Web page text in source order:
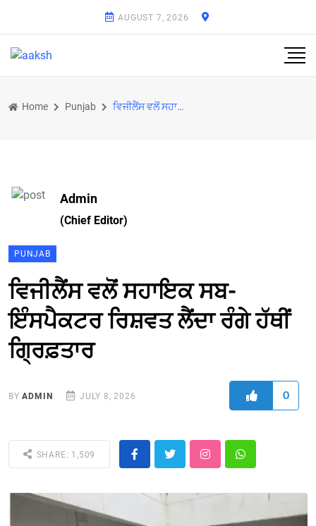
AUGUST 7, 2026
Home Punjab ਵਿਜੀਲੈਂਸ ਵਲੋਂ ਸਹਾਇਕ ਸਬ-ਇੰਸਪੈਕਟਰ ਰਿਸ਼ਵਤ ਲੈਂਦਾ ਰੰਗੇ ਹੱਥੀਂ ਗ੍ਰਿਫ਼ਤਾਰ
Admin
(Chief Editor)
PUNJAB
ਵਿਜੀਲੈਂਸ ਵਲੋਂ ਸਹਾਇਕ ਸਬ-
ਇੰਸਪੈਕਟਰ ਰਿਸ਼ਵਤ ਲੈਂਦਾ ਰੰਗੇ ਹੱਥੀਂ
ਗ੍ਰਿਫ਼ਤਾਰ
BYADMIN JULY 8, 2026 0
SHARE: 1,509